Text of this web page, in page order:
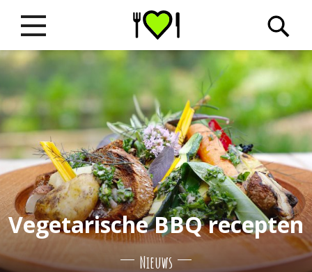
Vegetarische BBQ recepten
Nieuws